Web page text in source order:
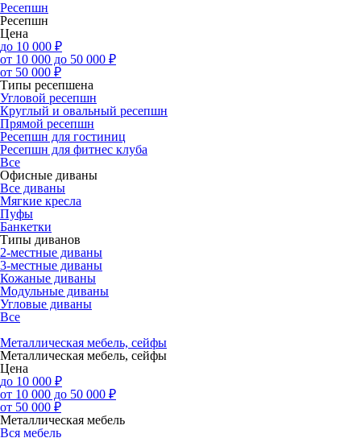
Ресепшн
Ресепшн
Цена
до 10 000 ₽
от 10 000 до 50 000 ₽
от 50 000 ₽
Типы ресепшена
Угловой ресепшн
Круглый и овальный ресепшн
Прямой ресепшн
Ресепшн для гостиниц
Ресепшн для фитнес клуба
Все
Офисные диваны
Все диваны
Мягкие кресла
Пуфы
Банкетки
Типы диванов
2-местные диваны
3-местные диваны
Кожаные диваны
Модульные диваны
Угловые диваны
Все
Металлическая мебель, сейфы
Металлическая мебель, сейфы
Цена
до 10 000 ₽
от 10 000 до 50 000 ₽
от 50 000 ₽
Металлическая мебель
Вся мебель